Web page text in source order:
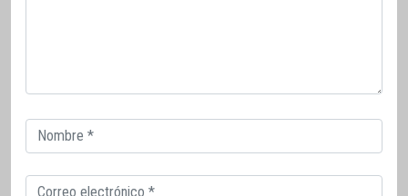
Correo
electrónico
Correo